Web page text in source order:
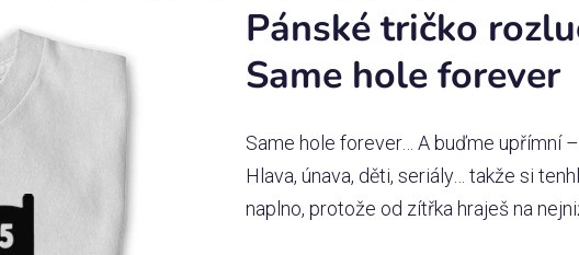
Pánské tričko
Same hole forever
Same hole forever… A buďme upřímní
Hlava, únava, děti, seriály… takže si
naplno, protože od zítřka hraješ na